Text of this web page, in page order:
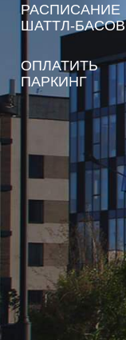
РАСПИСАНИЕ
ШАТТЛ-БАСОВ
ОПЛАТИТЬ
ПАРКИНГ